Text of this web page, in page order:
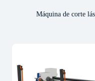
Máquina de corte